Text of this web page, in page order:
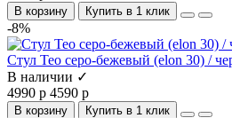
В корзину Купить в 1 клик
-8%
Стул Тео серо-бежевый (elon 30) /
В наличии ✓
4990 р 4590 р
В корзину Купить в 1 клик